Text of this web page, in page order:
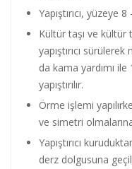
Yapıştırıcı, yüzeye
Kültür taşı ve kültür
yapıştırıcı
da kama yardımı
yapıştırılır.
Örme işlemi
ve simetri
Yapıştırıcı
derz dolgusuna